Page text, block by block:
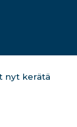
nyt kerätä